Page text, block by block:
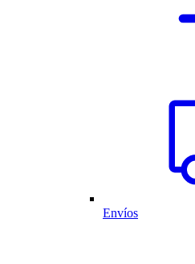
Envíos